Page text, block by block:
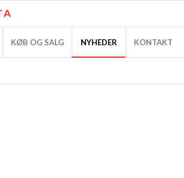
KØB OG SALG NYHEDER KONTAKT